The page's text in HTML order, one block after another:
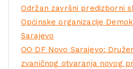
Održan završni predizborni
Općinske organizacije
Sarajevo
OO DF Novo Sarajevo:
zvaničnog otvaranja novog